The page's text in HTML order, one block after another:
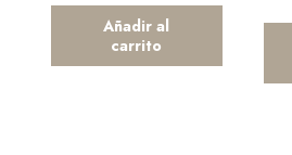
Añadir al
carrito